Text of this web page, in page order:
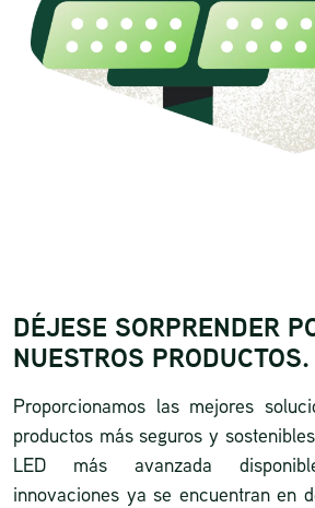
DÉJESE SORPRENDER
NUESTROS PRODUCTOS.
Proporcionamos las mejores
productos más seguros y
LED más avanzada
innovaciones ya se encuentran en